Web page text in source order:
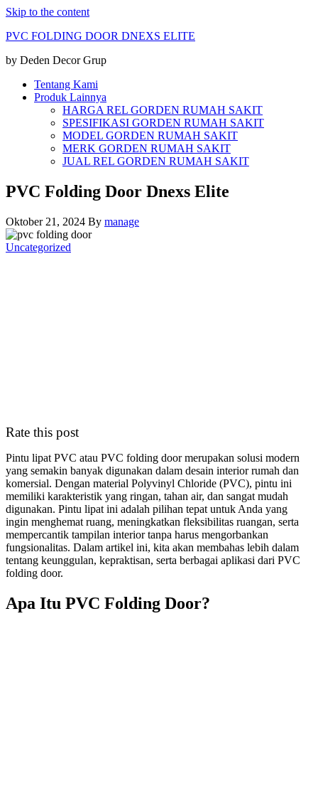
Skip to the content
PVC FOLDING DOOR DNEXS ELITE
by Deden Decor Grup
Tentang Kami
Produk Lainnya
HARGA REL GORDEN RUMAH SAKIT
SPESIFIKASI GORDEN RUMAH SAKIT
MODEL GORDEN RUMAH SAKIT
MERK GORDEN RUMAH SAKIT
JUAL REL GORDEN RUMAH SAKIT
PVC Folding Door Dnexs Elite
Oktober 21, 2024 By manage
Uncategorized
Rate this post
Pintu lipat PVC atau PVC folding door merupakan solusi modern
yang semakin banyak digunakan dalam desain interior rumah dan
komersial. Dengan material Polyvinyl Chloride (PVC), pintu ini
memiliki karakteristik yang ringan, tahan air, dan sangat mudah
digunakan. Pintu lipat ini adalah pilihan tepat untuk Anda yang
ingin menghemat ruang, meningkatkan fleksibilitas ruangan, serta
mempercantik tampilan interior tanpa harus mengorbankan
fungsionalitas. Dalam artikel ini, kita akan membahas lebih dalam
tentang keunggulan, kepraktisan, serta berbagai aplikasi dari PVC
folding door.
Apa Itu PVC Folding Door?